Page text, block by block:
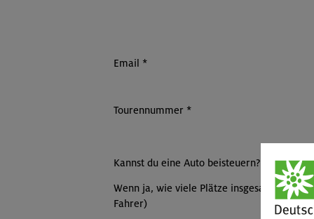
Email *
Tourennummer *
Kannst du eine Auto beisteuern?
Wenn ja, wie viele Plätze insgesamt (mit
Fahrer)